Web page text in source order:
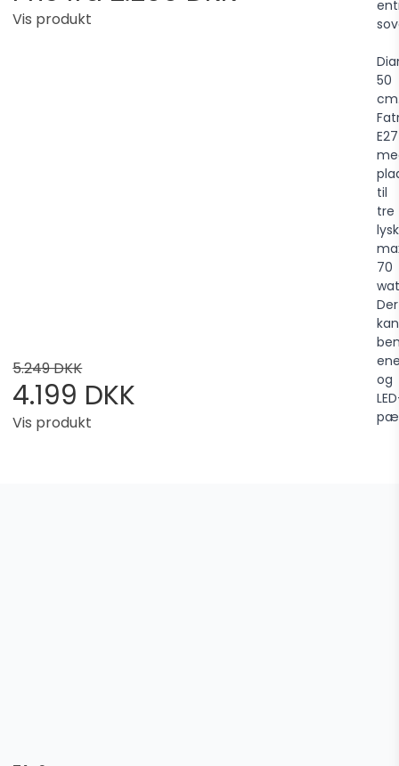
Vis produkt
5.249 DKK
4.199 DKK
Vis produkt
50
E27
til
tre
70
Der
kan
og